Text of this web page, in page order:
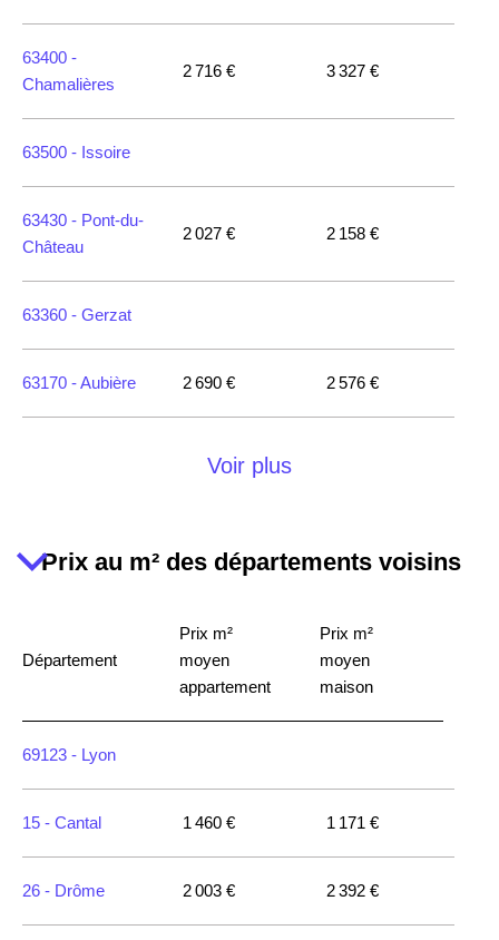
63400 -
Chamalières
2 716 € 3 327 €
63500 - Issoire
63430 - Pont-du-
Château
2 027 € 2 158 €
63360 - Gerzat
63170 -Aubière 2 690 € 2 576 €
1 018 € 1 173 €
63140 - Châtel-
Voir plus
Prix au m² des départements voisins
Département
Prix m²
moyen
appartement
Prix m²
moyen
maison
69123 - Lyon
15 - Cantal 1 460 € 1 171 €
26 - Drôme 2 003 € 2 392 €